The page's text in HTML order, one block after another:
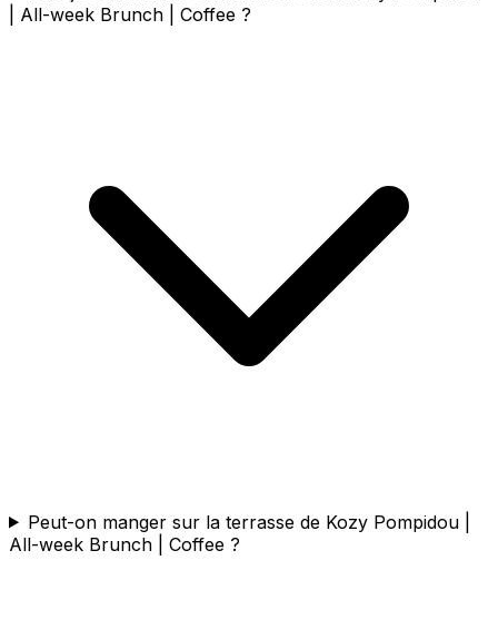
| All-week Brunch | Coffee ?
Peut-on manger sur la terrasse de Kozy Pompidou |
All-week Brunch | Coffee ?